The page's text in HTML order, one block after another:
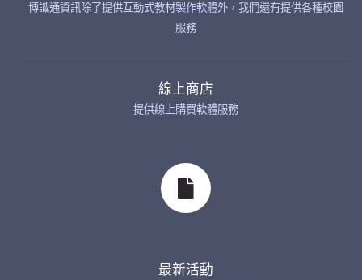
博識通資訊除了提供互動式教材製作軟體外，我們還有提供各種校園
服務
線上商店
提供線上購買軟體服務
最新活動